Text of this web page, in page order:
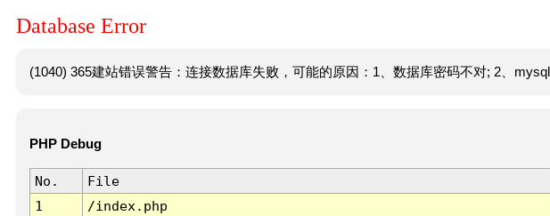
Database Error
(1040) 365建站错误警告：连接数据库失败，可能的原因：1、数据库密码不对; 2、mysql
PHP Debug
No. File
1
/index.php